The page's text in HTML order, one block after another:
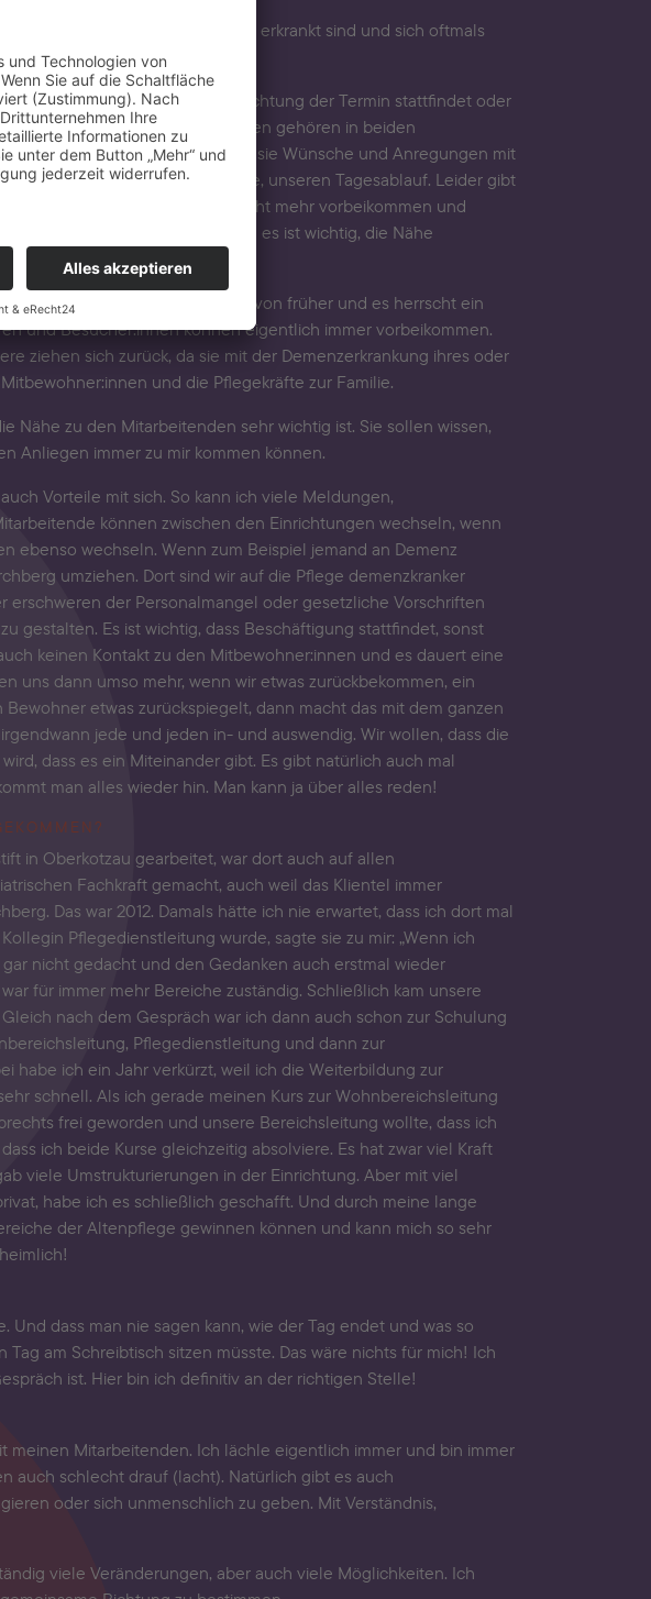
Ebene ab, da alle an Demenz erkrankt sind und sich oftmals
den Arm zu nehmen.
immer dazu, in welcher Einrichtung der Termin stattfindet oder
und Gesprächen mit Angehörigen gehören in beiden
Manchmal bringen auch sie Wünsche und Anregungen mit
Krankenhausaufenthalte, unseren Tagesablauf. Leider gibt
dann nur selten oder gar nicht mehr vorbeikommen und
will jeder gehört werden und es ist wichtig, die Nähe
sie die Mitarbeitenden schon von früher und es herrscht ein
und Besucher:innen können eigentlich immer vorbeikommen.
ziehen sich zurück, da sie mit der Demenzerkrankung ihres oder
und die Pflegekräfte zur Familie.
Nähe zu den Mitarbeitenden sehr wichtig ist. Sie sollen wissen,
Anliegen immer zu mir kommen können.
Vorteile mit sich. So kann ich viele Meldungen,
können zwischen den Einrichtungen wechseln, wenn
ebenso wechseln. Wenn zum Beispiel jemand an Demenz
umziehen. Dort sind wir auf die Pflege demenzkranker
der Personalmangel oder gesetzliche Vorschriften
gestalten. Es ist wichtig, dass Beschäftigung stattfindet, sonst
keinen Kontakt zu den Mitbewohner:innen und es dauert eine
uns dann umso mehr, wenn wir etwas zurückbekommen, ein
etwas zurückspiegelt, dann macht das mit dem ganzen
jede und jeden in- und auswendig. Wir wollen, dass die
dass es ein Miteinander gibt. Es gibt natürlich auch mal
man alles wieder hin. Man kann ja über alles reden!
in Oberkotzau gearbeitet, war dort auch auf allen
Fachkraft gemacht, auch weil das Klientel immer
Das war 2012. Damals hätte ich nie erwartet, dass ich dort mal
Pflegedienstleitung wurde, sagte sie zu mir: „Wenn ich
nicht gedacht und den Gedanken auch erstmal wieder
für immer mehr Bereiche zuständig. Schließlich kam unsere
nach dem Gespräch war ich dann auch schon zur Schulung
Pflegedienstleitung und dann zur
habe ich ein Jahr verkürzt, weil ich die Weiterbildung zur
schnell. Als ich gerade meinen Kurs zur Wohnbereichsleitung
frei geworden und unsere Bereichsleitung wollte, dass ich
ich beide Kurse gleichzeitig absolviere. Es hat zwar viel Kraft
viele Umstrukturierungen in der Einrichtung. Aber mit viel
habe ich es schließlich geschafft. Und durch meine lange
der Altenpflege gewinnen können und kann mich so sehr
dass man nie sagen kann, wie der Tag endet und was so
am Schreibtisch sitzen müsste. Das wäre nichts für mich! Ich
ist. Hier bin ich definitiv an der richtigen Stelle!
Mitarbeitenden. Ich lächle eigentlich immer und bin immer
auch schlecht drauf (lacht). Natürlich gibt es auch
oder sich unmenschlich zu geben. Mit Verständnis,
viele Veränderungen, aber auch viele Möglichkeiten. Ich